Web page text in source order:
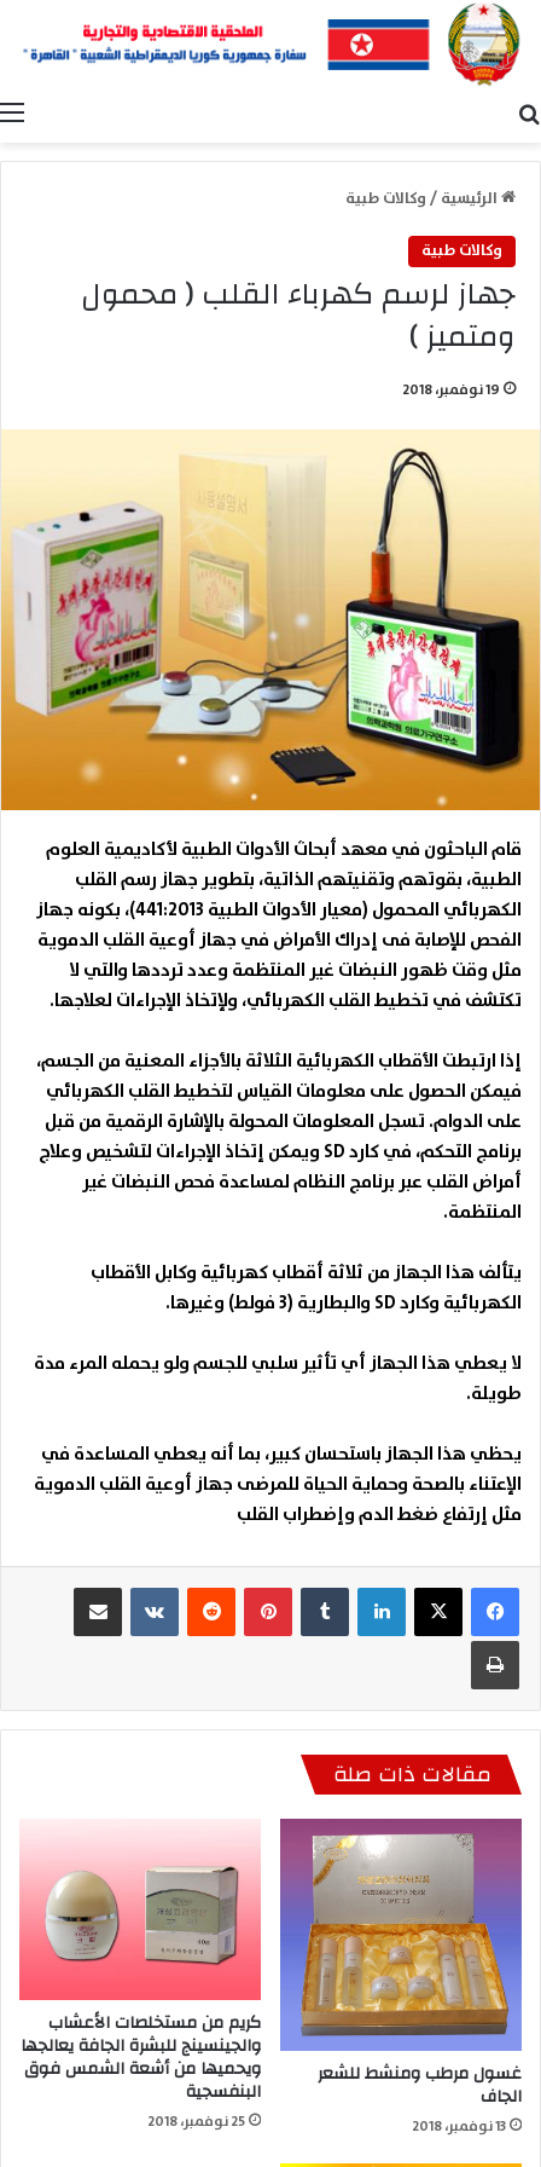
الرئيسية/وكالات طبية
وكالات طبية
جهاز لرسم كهرباء القلب ( محمول
ومتميز )
19 نوفمبر، 2018
قام الباحثون في معهد أبحاث الأدوات الطبية لأكاديمية العلوم
الطبية، بقوتهم وتقنيتهم الذاتية، بتطوير جهاز رسم القلب
الكهربائي المحمول (معيار الأدوات الطبية 441:2013)، بكونه جهاز
الفحص للإصابة فى إدراك الأمراض في جهاز أوعية القلب الدموية
مثل وقت ظهور النبضات غير المنتظمة وعدد ترددها والتي لا
تكتشف في تخطيط القلب الكهربائي، ولإتخاذ الإجراءات لعلاجها.
إذا ارتبطت الأقطاب الكهربائية الثلاثة بالأجزاء المعنية من الجسم،
فيمكن الحصول على معلومات القياس لتخطيط القلب الكهربائي
على الدوام. تسجل المعلومات المحولة بالإشارة الرقمية من قبل
برنامج التحكم، في كارد
SD ويمكن إتخاذ الإجراءات لتشخيص وعلاج
أمراض القلب عبر برنامج النظام لمساعدة فحص النبضات غير
المنتظمة.
يتألف هذا الجهاز من ثلاثة أقطاب كهربائية وكابل الأقطاب
الكهربائية وكارد
لا يعطي هذا الجهاز أي تأثير سلبي للجسم ولو يحمله المرء مدة
طويلة.
يحظي هذا الجهاز باستحسان كبير، بما أنه يعطي المساعدة في
الإعتناء بالصحة وحماية الحياة للمرضى جهاز أوعية القلب الدموية
مثل إرتفاع ضغط الدم وإضطراب القلب
لينكدإن بينتيريست مشاركة عبر البريد
طباعة
مقالات ذات صلة
غسول مرطب ومنشط للشعر
الجاف
13 نوفمبر، 2018
كريم من مستخلصات الأعشاب
والجينسينج للبشرة الجافة يعالجها
ويحميها من أشعة الشمس فوق
البنفسجية
25 نوفمبر، 2018